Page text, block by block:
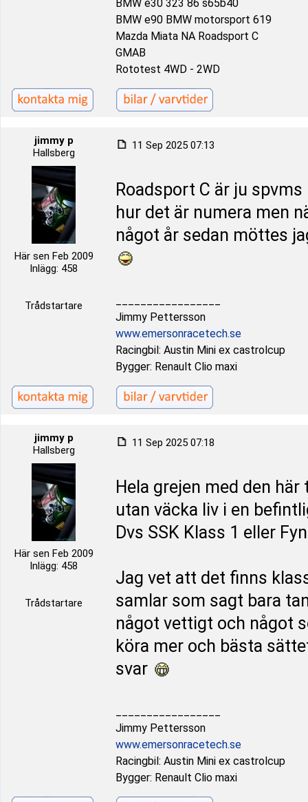
BMW e30 323 86 s65b40
BMW e90 BMW motorsport 619
Mazda Miata NA Roadsport C
GMAB
Rototest 4WD - 2WD
jimmy p
Hallsberg
Här sen Feb 2009
Inlägg: 458
Trådstartare
11 Sep 2025 07:13
Roadsport C är ju
hur det är numera men
något år sedan möttes
Jimmy Pettersson
www.emersonracetech.se
Racingbil: Austin Mini ex castrolcup
Bygger: Renault Clio maxi
jimmy p
Hallsberg
Här sen Feb 2009
Inlägg: 458
Trådstartare
11 Sep 2025 07:18
Hela grejen med den
utan väcka liv i en
Dvs SSK Klass 1 eller
Jag vet att det finns
samlar som sagt bara
något vettigt och något
köra mer och bästa
svar
Jimmy Pettersson
www.emersonracetech.se
Racingbil: Austin Mini ex castrolcup
Bygger: Renault Clio maxi